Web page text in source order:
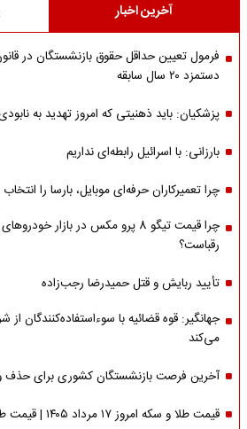
آخرین اخبار
فرمول تعیین حداقل حقوق بازنشستگان در
دستمزد ۲۰ سال سابقه
پزشکیان: باید ذهنیتی که امروز تهدید به
بارزانی: با اسرائیل رابطه‌ای نداریم
چرا تعمیرکاران حرفه‌ای موبایل، بارسا را
چرا قیمت تیگو 8 پرو مکس در بازار
رقباست؟
تأیید ربایش و قتل حمیدرضا رجب‌زاده
جهانگیر: قوه قضائیه با سوءاستفاده‌کنندگان از
می‌کند
آخرین فرصت بازنشستگان کشوری برای حذف و
قیمت طلا و سکه امروز ۱۷ مرداد ۱۴۰۵ | قیمت طلا از ۱۹ میلیون گذشت